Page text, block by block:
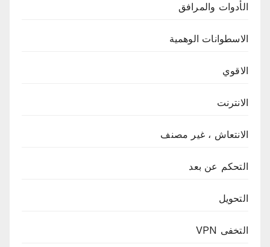
الأدوات والمرافق
الاسطوانات الوهمية
الاقوي
الانترنت
الانتعاش ، غير مصنف
التحكم عن بعد
التحويل
التخفى VPN